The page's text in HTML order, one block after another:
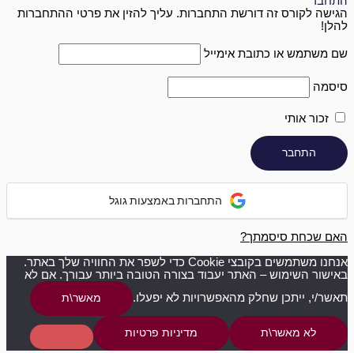
הגישה לקורס זה דורשת התחברות. עליך להזין את פרטי ההתחברות
להלן!
שם משתמש או כתובת אימייל
סיסמה
זכור אותי
התחברות באמצעות גוגל
האם שכחת סיסמתך?
אנחנו משתמשים בקובצי Cookie כדי לשפר את החוויה שלך באתר.
באישור השימוש – האתר יעבוד בצורה הטובה ביותר עבורך. אם לא
תאשר/י, ייתכן שחלק מהאפשרויות לא יפעלו.
מאשר\ת
לא מאשר\ת מדיניות פרטיות